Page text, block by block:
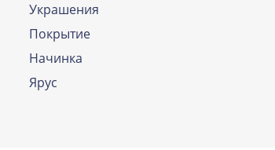
Украшения
Покрытие
Начинка
Ярус